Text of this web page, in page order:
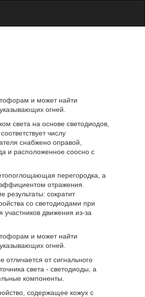
и может найти
огней.
света на основе светодиодов,
числу
снабжено оправой,
и расположенное соосно с
перегородка, а
отражения.
результаты: сократит
со светодиодами при
движения из-за
и может найти
огней.
отличается от сигнального
света - светодиоды, а
компоненты.
содержащее кожух с